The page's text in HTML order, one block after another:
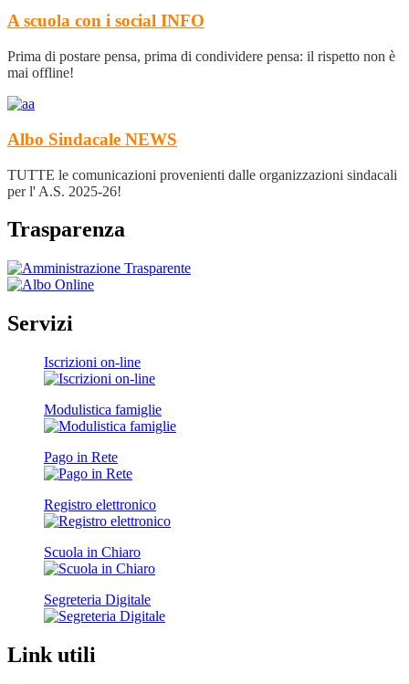
A scuola con i social INFO
Prima di postare pensa, prima di condividere pensa: il rispetto non è
mai offline!
Albo Sindacale NEWS
TUTTE le comunicazioni provenienti dalle organizzazioni sindacali
per l' A.S. 2025-26!
Trasparenza
Servizi
Iscrizioni on-line
Modulistica famiglie
Pago in Rete
Registro elettronico
Scuola in Chiaro
Segreteria Digitale
Link utili